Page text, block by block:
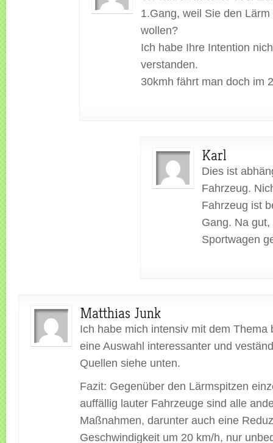
1.Gang, weil Sie den
wollen?
Ich habe Ihre Intention
verstanden.
30kmh fährt man doch im
Karl
Dies ist
Fahrzeug.
Fahrzeug ist
Gang. Na
Sportwagen
Matthias Junk
Ich habe mich intensiv mit dem Thema
eine Auswahl interessanter und
Quellen siehe unten.
Fazit: Gegenüber den Lärmspitzen
auffällig lauter Fahrzeuge sind alle
Maßnahmen, darunter auch eine
Geschwindigkeit um 20 km/h, nur